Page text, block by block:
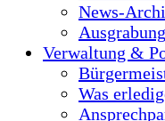
News-
Verwaltung &
Was